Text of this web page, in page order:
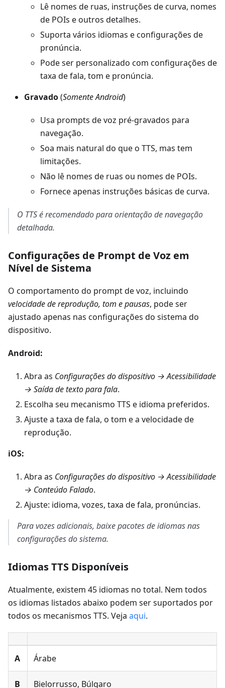
Lê nomes de ruas, instruções de curva, nomes
de POIs e outros detalhes.
Suporta vários idiomas e configurações de
pronúncia.
Pode ser personalizado com configurações de
taxa de fala, tom e pronúncia.
Gravado(Somente Android)
Usa prompts de voz pré-gravados para
navegação.
Soa mais natural do que o TTS, mas tem
limitações.
Não lê nomes de ruas ou nomes de POIs.
Fornece apenas instruções básicas de curva.
O TTS é recomendado para orientação de navegação
detalhada.
Configurações de Prompt de Voz em
Nível de Sistema
O comportamento do prompt de voz, incluindo
velocidade de reprodução, tom e pausas, pode ser
ajustado apenas nas configurações do sistema do
dispositivo.
Android:
Abra as Configurações do dispositivo → Acessibilidade
→ Saída de texto para fala.
Escolha seu mecanismo TTS e idioma preferidos.
Ajuste a taxa de fala, o tom e a velocidade de
reprodução.
iOS:
Abra as Configurações do dispositivo → Acessibilidade
→ Conteúdo Falado.
Ajuste: idioma, vozes, taxa de fala, pronúncias.
Para vozes adicionais, baixe pacotes de idiomas nas
configurações do sistema.
Idiomas TTS Disponíveis
Atualmente, existem 45 idiomas no total. Nem todos
os idiomas listados abaixo podem ser suportados por
todos os mecanismos TTS. Veja aqui.
A Árabe
B Bielorrusso, Búlgaro